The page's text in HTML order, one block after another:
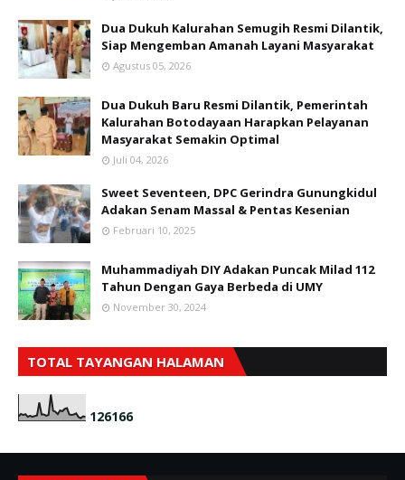
Dua Dukuh Kalurahan Semugih Resmi Dilantik,
Siap Mengemban Amanah Layani Masyarakat
Agustus 05, 2026
Dua Dukuh Baru Resmi Dilantik, Pemerintah
Kalurahan Botodayaan Harapkan Pelayanan
Masyarakat Semakin Optimal
Juli 04, 2026
Sweet Seventeen, DPC Gerindra Gunungkidul
Adakan Senam Massal & Pentas Kesenian
Februari 10, 2025
Muhammadiyah DIY Adakan Puncak Milad 112
Tahun Dengan Gaya Berbeda di UMY
November 30, 2024
TOTAL TAYANGAN HALAMAN
126166